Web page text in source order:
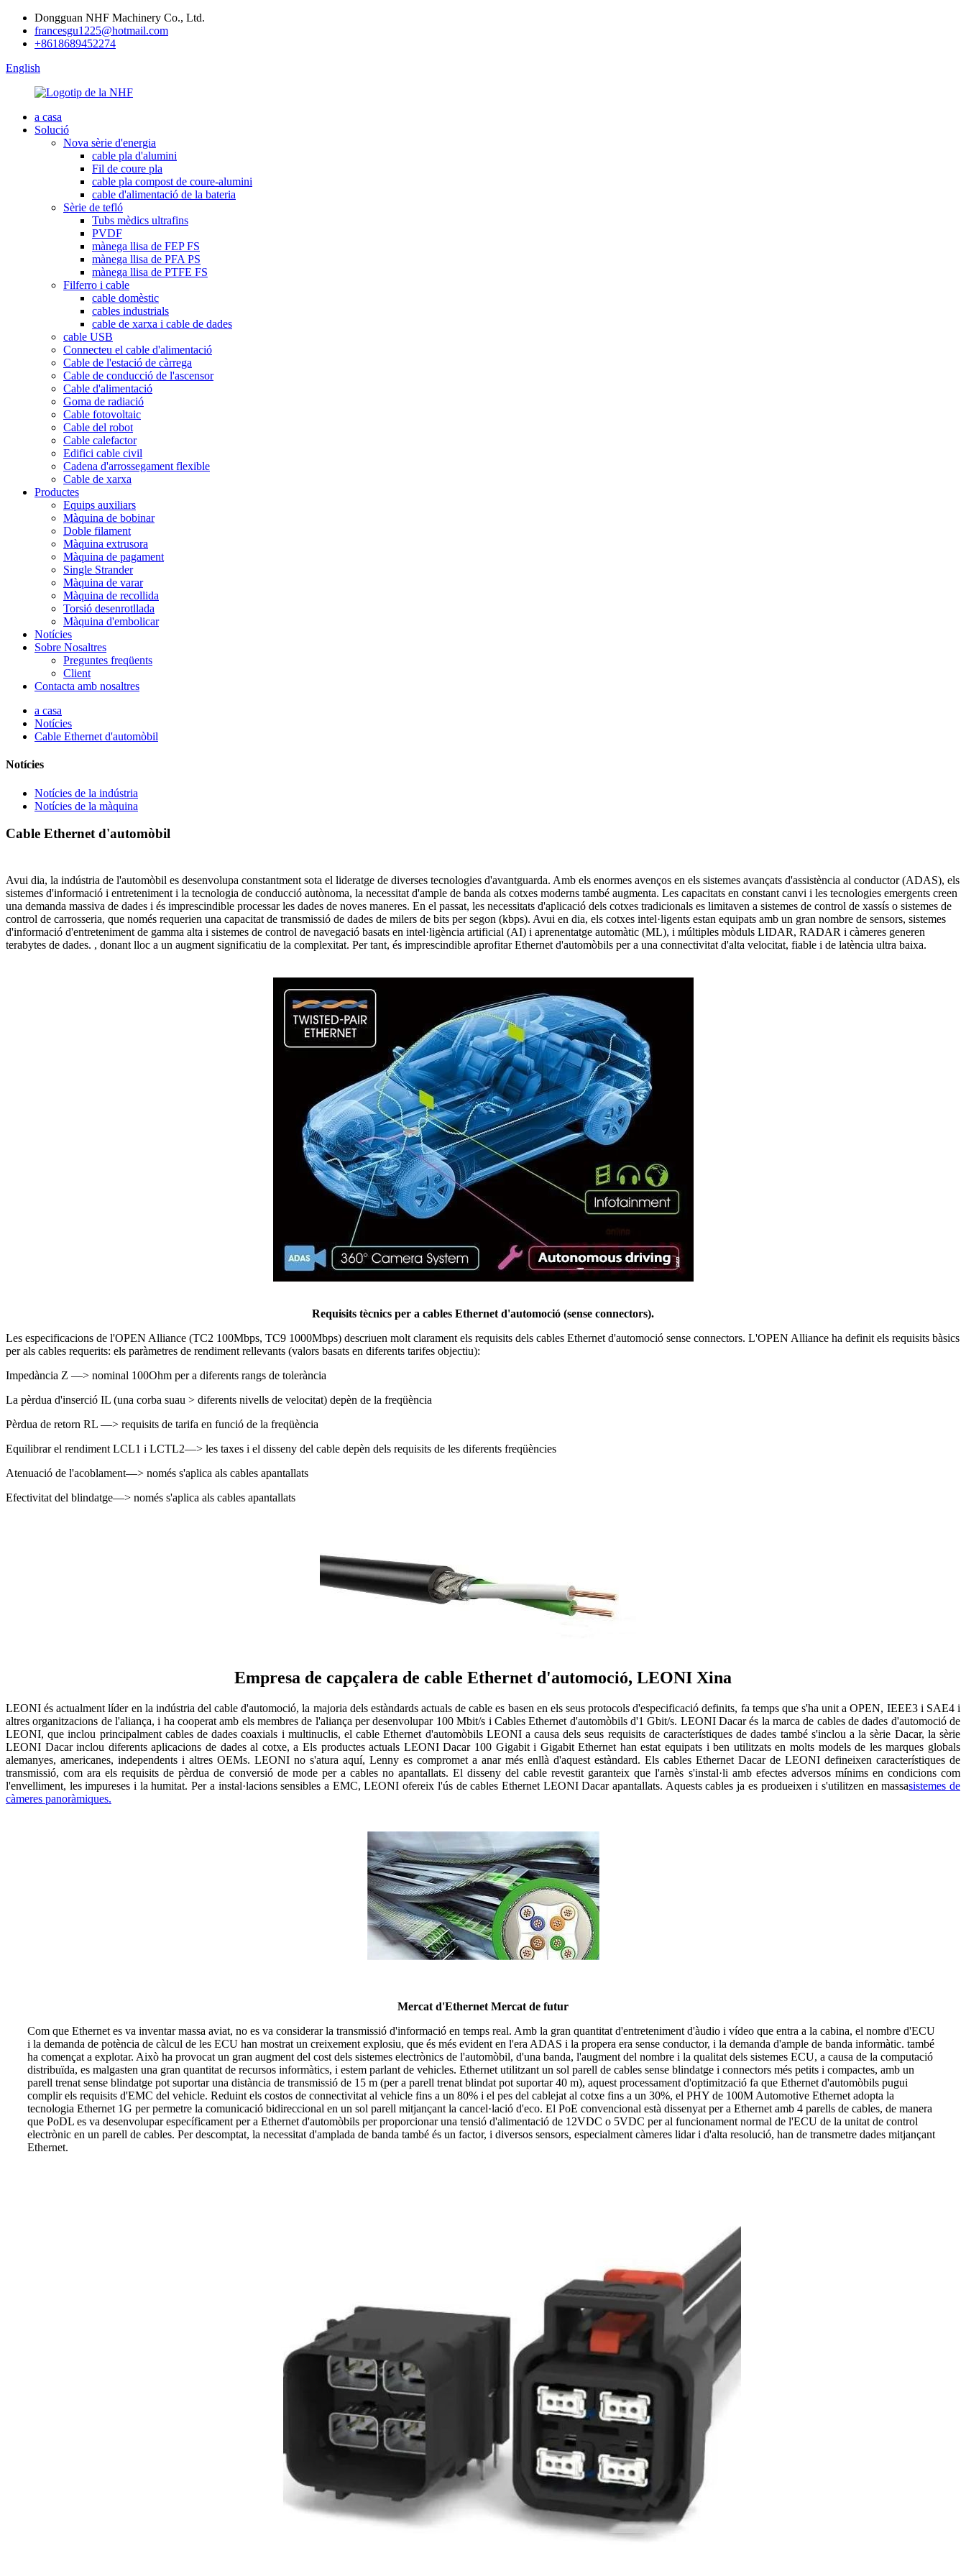
Dongguan NHF Machinery Co., Ltd.
francesgu1225@hotmail.com
+8618689452274
English
a casa
Solució
Nova sèrie d'energia
cable pla d'alumini
Fil de coure pla
cable pla compost de coure-alumini
cable d'alimentació de la bateria
Sèrie de tefló
Tubs mèdics ultrafins
PVDF
mànega llisa de FEP FS
mànega llisa de PFA PS
mànega llisa de PTFE FS
Filferro i cable
cable domèstic
cables industrials
cable de xarxa i cable de dades
cable USB
Connecteu el cable d'alimentació
Cable de l'estació de càrrega
Cable de conducció de l'ascensor
Cable d'alimentació
Goma de radiació
Cable fotovoltaic
Cable del robot
Cable calefactor
Edifici cable civil
Cadena d'arrossegament flexible
Cable de xarxa
Productes
Equips auxiliars
Màquina de bobinar
Doble filament
Màquina extrusora
Màquina de pagament
Single Strander
Màquina de varar
Màquina de recollida
Torsió desenrotllada
Màquina d'embolicar
Notícies
Sobre Nosaltres
Preguntes freqüents
Client
Contacta amb nosaltres
a casa
Notícies
Cable Ethernet d'automòbil
Notícies
Notícies de la indústria
Notícies de la màquina
Cable Ethernet d'automòbil
Avui dia, la indústria de l'automòbil es desenvolupa constantment sota el lideratge de diverses tecnologies d'avantguarda. Amb els enormes avenços en els sistemes avançats d'assistència al conductor (ADAS), els
sistemes d'informació i entreteniment i la tecnologia de conducció autònoma, la necessitat d'ample de banda als cotxes moderns també augmenta. Les capacitats en constant canvi i les tecnologies emergents creen
una demanda massiva de dades i és imprescindible processar les dades de noves maneres. En el passat, les necessitats d'aplicació dels cotxes tradicionals es limitaven a sistemes de control de xassís o sistemes de
control de carrosseria, que només requerien una capacitat de transmissió de dades de milers de bits per segon (kbps). Avui en dia, els cotxes intel·ligents estan equipats amb un gran nombre de sensors, sistemes
d'informació d'entreteniment de gamma alta i sistemes de control de navegació basats en intel·ligència artificial (AI) i aprenentatge automàtic (ML), i múltiples mòduls LIDAR, RADAR i càmeres generen
terabytes de dades. , donant lloc a un augment significatiu de la complexitat. Per tant, és imprescindible aprofitar Ethernet d'automòbils per a una connectivitat d'alta velocitat, fiable i de latència ultra baixa.
Requisits tècnics per a cables Ethernet d'automoció (sense connectors).
Les especificacions de l'OPEN Alliance (TC2 100Mbps, TC9 1000Mbps) descriuen molt clarament els requisits dels cables Ethernet d'automoció sense connectors. L'OPEN Alliance ha definit els requisits bàsics
per als cables requerits: els paràmetres de rendiment rellevants (valors basats en diferents tarifes objectiu):
Impedància Z —> nominal 100Ohm per a diferents rangs de tolerància
La pèrdua d'inserció IL (una corba suau > diferents nivells de velocitat) depèn de la freqüència
Pèrdua de retorn RL —> requisits de tarifa en funció de la freqüència
Equilibrar el rendiment LCL1 i LCTL2—> les taxes i el disseny del cable depèn dels requisits de les diferents freqüències
Atenuació de l'acoblament—> només s'aplica als cables apantallats
Efectivitat del blindatge—> només s'aplica als cables apantallats
Empresa de capçalera de cable Ethernet d'automoció, LEONI Xina
LEONI és actualment líder en la indústria del cable d'automoció, la majoria dels estàndards actuals de cable es basen en els seus protocols d'especificació definits, fa temps que s'ha unit a OPEN, IEEE3 i SAE4 i
altres organitzacions de l'aliança, i ha cooperat amb els membres de l'aliança per desenvolupar 100 Mbit/s i Cables Ethernet d'automòbils d'1 Gbit/s. LEONI Dacar és la marca de cables de dades d'automoció de
LEONI, que inclou principalment cables de dades coaxials i multinuclis, el cable Ethernet d'automòbils LEONI a causa dels seus requisits de característiques de dades també s'inclou a la sèrie Dacar, la sèrie
LEONI Dacar inclou diferents aplicacions de dades al cotxe, a Els productes actuals LEONI Dacar 100 Gigabit i Gigabit Ethernet han estat equipats i ben utilitzats en molts models de les marques globals
alemanyes, americanes, independents i altres OEMs. LEONI no s'atura aquí, Lenny es compromet a anar més enllà d'aquest estàndard. Els cables Ethernet Dacar de LEONI defineixen característiques de
transmissió, com ara els requisits de pèrdua de conversió de mode per a cables no apantallats. El disseny del cable revestit garanteix que l'arnès s'instal·li amb efectes adversos mínims en condicions com
l'envelliment, les impureses i la humitat. Per a instal·lacions sensibles a EMC, LEONI ofereix l'ús de cables Ethernet LEONI Dacar apantallats. Aquests cables ja es produeixen i s'utilitzen en massasistemes de
càmeres panoràmiques.
Mercat d'Ethernet Mercat de futur
Com que Ethernet es va inventar massa aviat, no es va considerar la transmissió d'informació en temps real. Amb la gran quantitat d'entreteniment d'àudio i vídeo que entra a la cabina, el nombre d'ECU
i la demanda de potència de càlcul de les ECU han mostrat un creixement explosiu, que és més evident en l'era ADAS i la propera era sense conductor, i la demanda d'ample de banda informàtic. també
ha començat a explotar. Això ha provocat un gran augment del cost dels sistemes electrònics de l'automòbil, d'una banda, l'augment del nombre i la qualitat dels sistemes ECU, a causa de la computació
distribuïda, es malgasten una gran quantitat de recursos informàtics, i estem parlant de vehicles. Ethernet utilitzant un sol parell de cables sense blindatge i connectors més petits i compactes, amb un
parell trenat sense blindatge pot suportar una distància de transmissió de 15 m (per a parell trenat blindat pot suportar 40 m), aquest processament d'optimització fa que Ethernet d'automòbils pugui
complir els requisits d'EMC del vehicle. Reduint els costos de connectivitat al vehicle fins a un 80% i el pes del cablejat al cotxe fins a un 30%, el PHY de 100M Automotive Ethernet adopta la
tecnologia Ethernet 1G per permetre la comunicació bidireccional en un sol parell mitjançant la cancel·lació d'eco. El PoE convencional està dissenyat per a Ethernet amb 4 parells de cables, de manera
que PoDL es va desenvolupar específicament per a Ethernet d'automòbils per proporcionar una tensió d'alimentació de 12VDC o 5VDC per al funcionament normal de l'ECU de la unitat de control
electrònic en un parell de cables. Per descomptat, la necessitat d'amplada de banda també és un factor, i diversos sensors, especialment càmeres lidar i d'alta resolució, han de transmetre dades mitjançant
Ethernet.